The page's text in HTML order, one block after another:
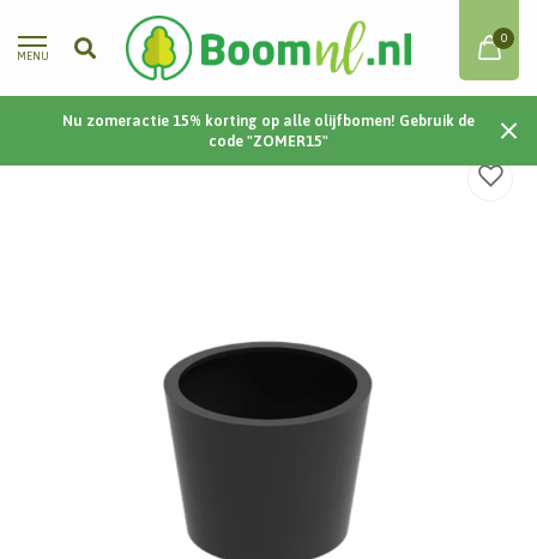
MENU
0
Nu zomeractie 15% korting op alle olijfbomen! Gebruik de
code "ZOMER15"
Home / Cairo | Aluminium | 100x80 cm